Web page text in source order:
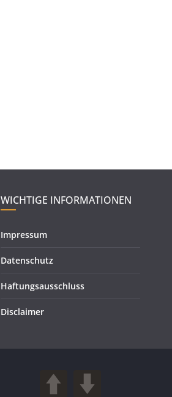
WICHTIGE INFORMATIONEN
Impressum
Datenschutz
Haftungsausschluss
Disclaimer